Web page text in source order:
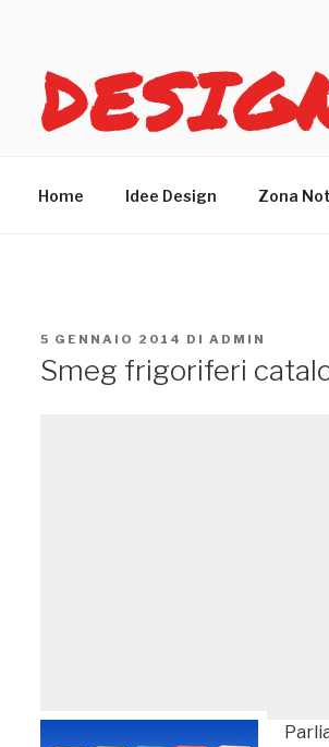
Home Idee Design Zona
PUBBLICATO
IL
5 GENNAIO 2014 DI ADMIN
Smeg frigoriferi